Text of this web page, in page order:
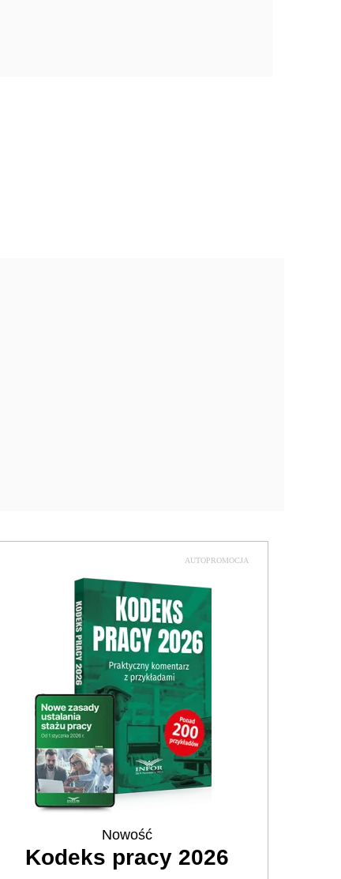
AUTOPROMOCJA
Nowość
Kodeks pracy 2026